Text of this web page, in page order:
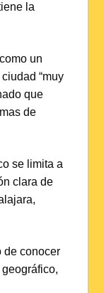
la
un
“muy
que
de
se limita a
clara de
de conocer